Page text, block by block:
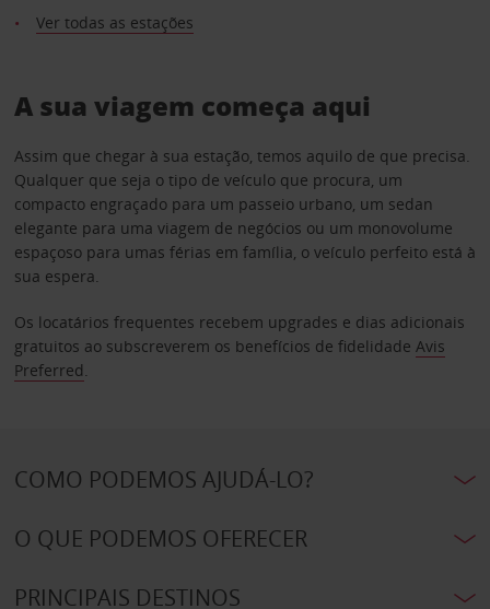
Ver todas as estações
A sua viagem começa aqui
Assim que chegar à sua estação, temos aquilo de que precisa.
Qualquer que seja o tipo de veículo que procura, um
compacto engraçado para um passeio urbano, um sedan
elegante para uma viagem de negócios ou um monovolume
espaçoso para umas férias em família, o veículo perfeito está à
sua espera.
Os locatários frequentes recebem upgrades e dias adicionais
gratuitos ao subscreverem os benefícios de fidelidade Avis
Preferred.
COMO PODEMOS AJUDÁ-LO?
O QUE PODEMOS OFERECER
PRINCIPAIS DESTINOS